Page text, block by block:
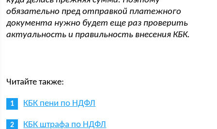
обязательно пред отправкой платежного
документа нужно будет еще раз проверить
актуальность и правильность внесения КБК.
Читайте также:
КБК пени по НДФЛ
КБК штрафа по НДФЛ